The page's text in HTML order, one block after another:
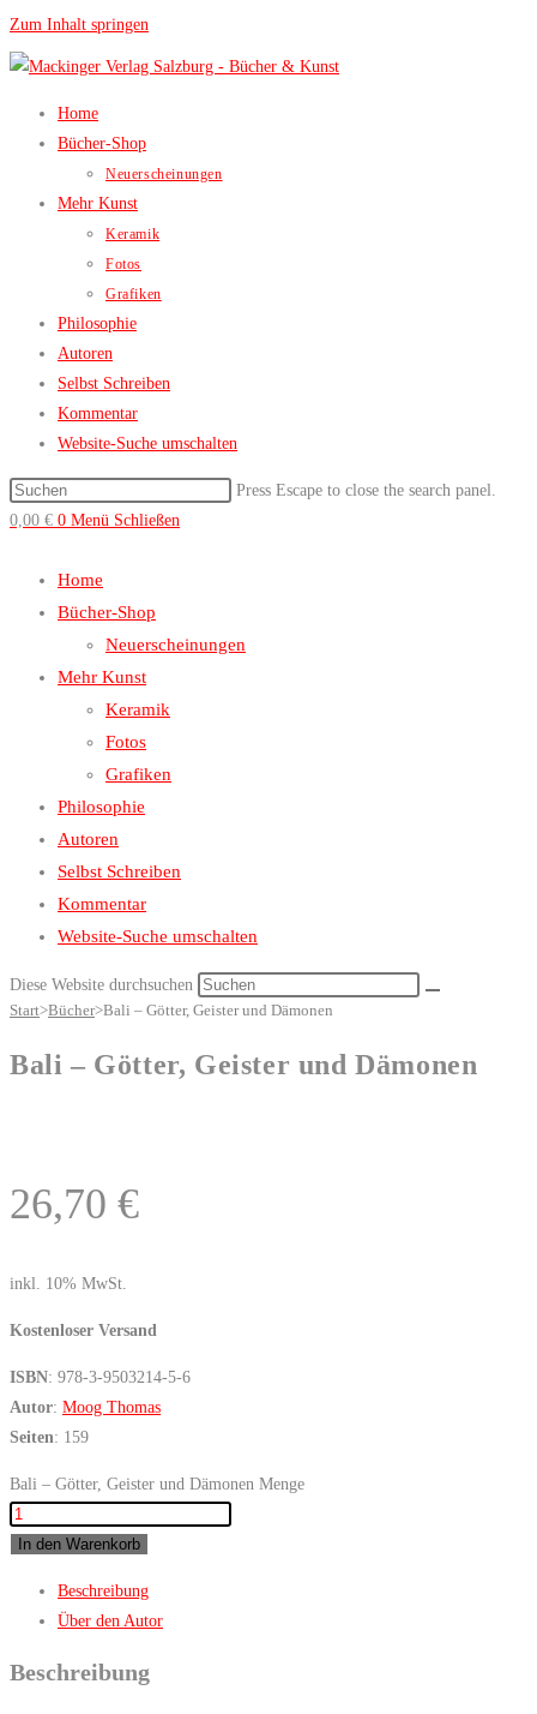
Zum Inhalt springen
Home
Bücher-Shop
Neuerscheinungen
Mehr Kunst
Keramik
Fotos
Grafiken
Philosophie
Autoren
Selbst Schreiben
Kommentar
Website-Suche umschalten
Press Escape to close the search panel.
0,00 € 0 Menü Schließen
Home
Bücher-Shop
Neuerscheinungen
Mehr Kunst
Keramik
Fotos
Grafiken
Philosophie
Autoren
Selbst Schreiben
Kommentar
Website-Suche umschalten
Diese Website durchsuchen
Start>Bücher>Bali – Götter, Geister und Dämonen
Bali – Götter, Geister und Dämonen
26,70 €
inkl. 10% MwSt.
Kostenloser Versand
ISBN: 978-3-9503214-5-6
Autor: Moog Thomas
Seiten: 159
Bali – Götter, Geister und Dämonen Menge
In den Warenkorb
Beschreibung
Über den Autor
Beschreibung